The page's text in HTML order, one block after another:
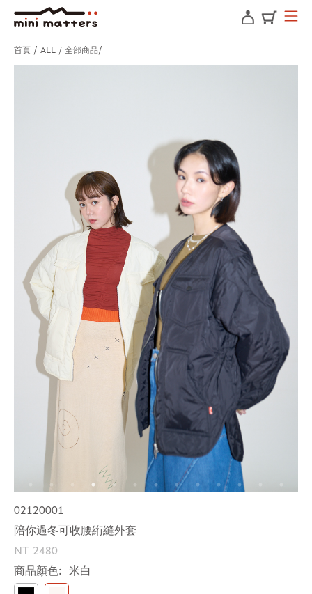
首頁 ALL / 全部商品
02120001
陪你過冬可收腰絎縫外套
NT 2480
商品顏色: 米白